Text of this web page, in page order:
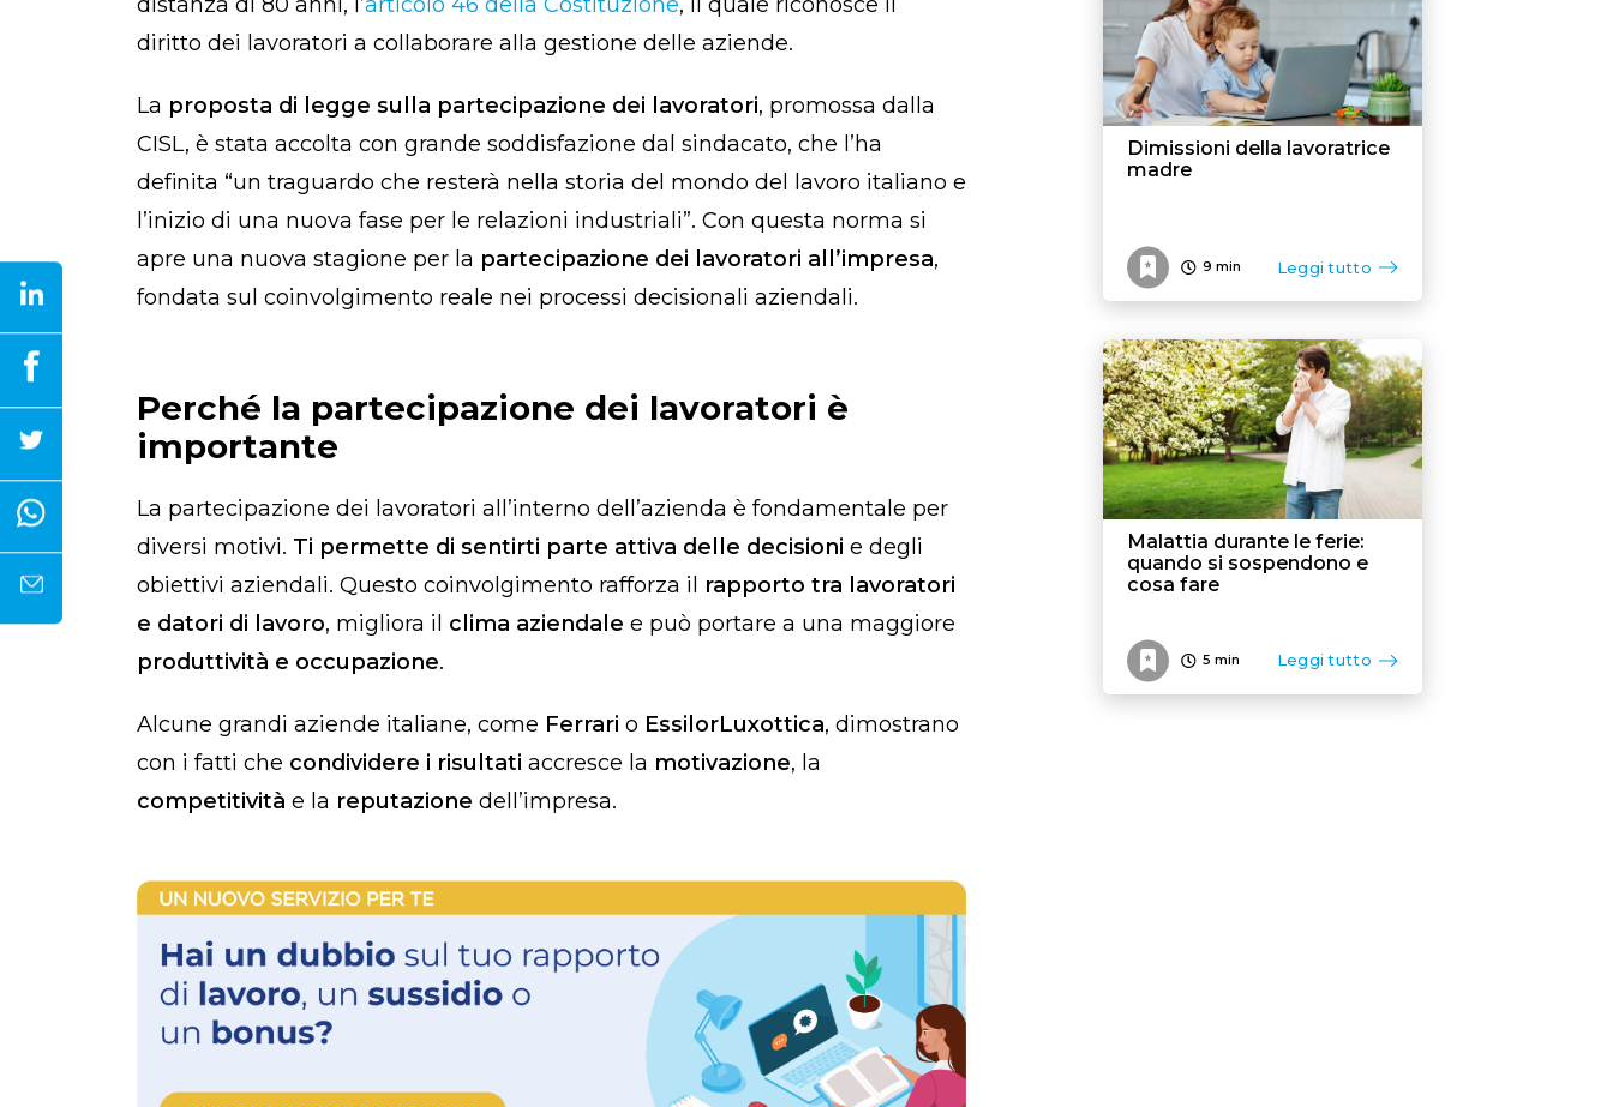
diritto dei lavoratori a collaborare alla gestione delle aziende.
La proposta di legge sulla partecipazione dei lavoratori, promossa dalla
CISL, è stata accolta con grande soddisfazione dal sindacato, che l’ha
definita “un traguardo che resterà nella storia del mondo del lavoro italiano e
l’inizio di una nuova fase per le relazioni industriali”. Con questa norma si
apre una nuova stagione per la partecipazione dei lavoratori all’impresa,
fondata sul coinvolgimento reale nei processi decisionali aziendali.
Perché la partecipazione dei lavoratori è
importante
La partecipazione dei lavoratori all’interno dell’azienda è fondamentale per
diversi motivi. Ti permette di sentirti parte attiva delle decisioni e degli
obiettivi aziendali. Questo coinvolgimento rafforza il rapporto tra lavoratori
e datori di lavoro, migliora il clima aziendale e può portare a una maggiore
produttività e occupazione.
Alcune grandi aziende italiane, come Ferrari o EssilorLuxottica, dimostrano
con i fatti che condividere i risultati accresce la motivazione, la
competitività e la reputazione dell’impresa.
Dimissioni della lavoratrice
madre
9 min Leggi tutto
Malattia durante le ferie:
quando si sospendono e
cosa fare
5 min Leggi tutto